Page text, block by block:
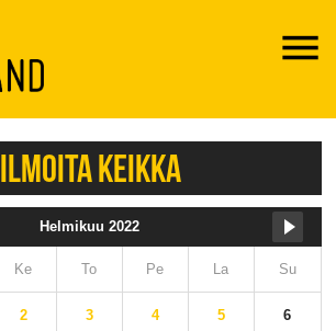
ILMOITA KEIKKA
Helmikuu 2022
Ke To Pe La Su
2 3 4 5 6